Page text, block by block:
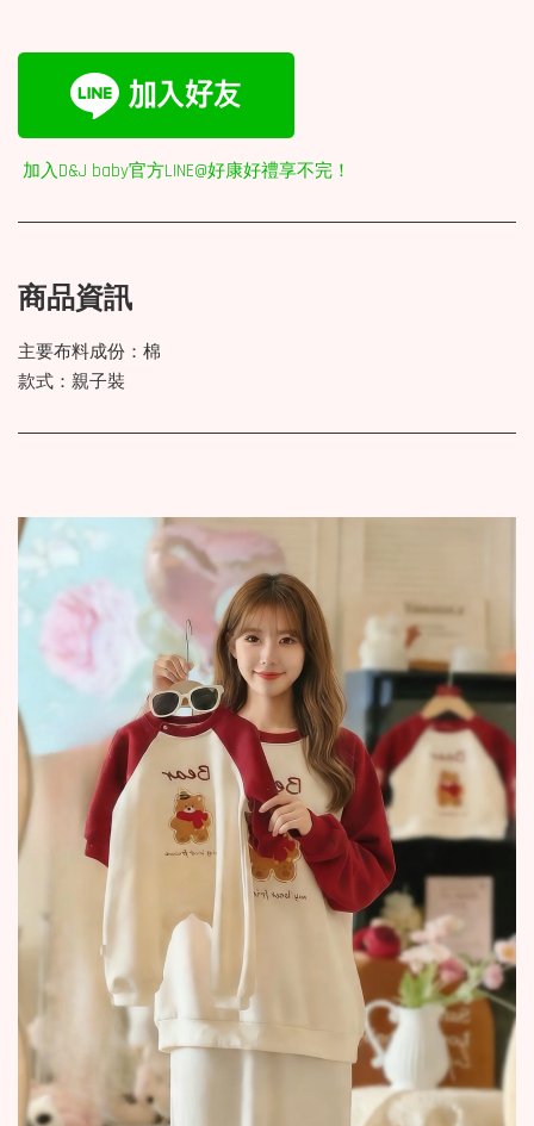
加入D&J baby官方LINE@好康好禮享不完！
商品資訊
主要布料成份：棉
款式：親子裝